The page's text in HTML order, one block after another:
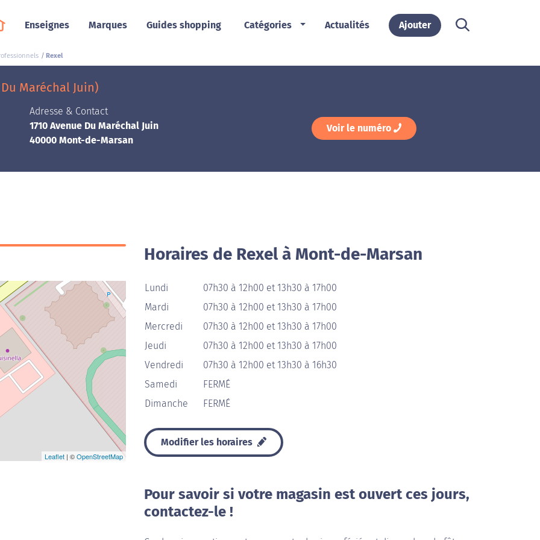
Enseignes Marques Guides shopping Catégories Actualités Ajouter
Rexel
Maréchal Juin)
Adresse & Contact
1710 Avenue Du Maréchal Juin
40000 Mont-de-Marsan
Voir le numéro
Leaflet | ©OpenStreetMap
Horaires de Rexel à Mont-de-Marsan
Lundi
07h30 à 12h00 et 13h30 à 17h00
Mardi
07h30 à 12h00 et 13h30 à 17h00
Mercredi
07h30 à 12h00 et 13h30 à 17h00
Jeudi
07h30 à 12h00 et 13h30 à 17h00
Vendredi
07h30 à 12h00 et 13h30 à 16h30
Samedi
FERMÉ
Dimanche
FERMÉ
Modifier les horaires
Pour savoir si votre magasin est ouvert ces jours,
contactez-le !